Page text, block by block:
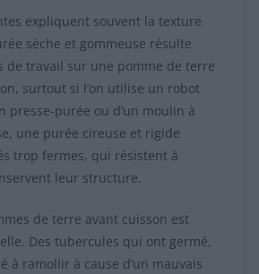
expliquent souvent la texture
sèche et gommeuse résulte
de travail sur une pomme de terre
surtout si l’on utilise un robot
presse-purée ou d’un moulin à
une purée cireuse et rigide
trop fermes, qui résistent à
leur structure.
de terre avant cuisson est
Des tubercules qui ont germé,
à ramollir à cause d’un mauvais